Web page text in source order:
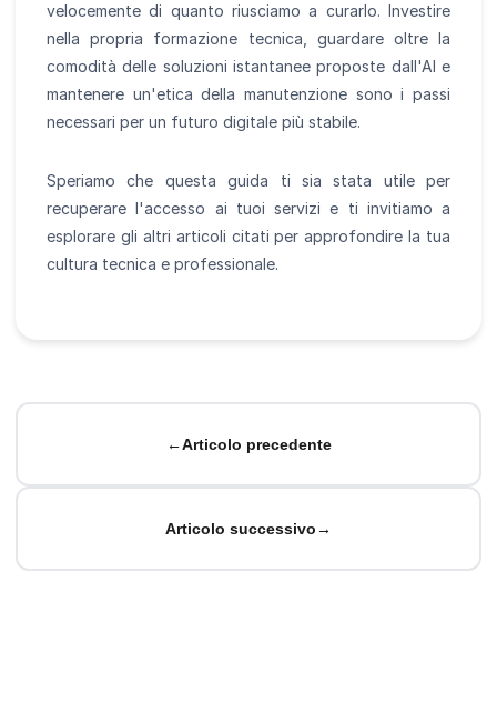
velocemente di quanto riusciamo a curarlo. Investire
nella propria formazione tecnica, guardare oltre la
comodità delle soluzioni istantanee proposte dall'AI e
mantenere un'etica della manutenzione sono i passi
necessari per un futuro digitale più stabile.
Speriamo che questa guida ti sia stata utile per
recuperare l'accesso ai tuoi servizi e ti invitiamo a
esplorare gli altri articoli citati per approfondire la tua
cultura tecnica e professionale.
←Articolo precedente
Articolo successivo→